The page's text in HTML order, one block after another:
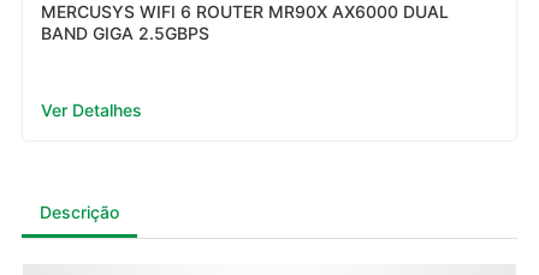
MERCUSYS WIFI 6 ROUTER MR90X AX6000 DUAL
BAND GIGA 2.5GBPS
Ver Detalhes
Descrição